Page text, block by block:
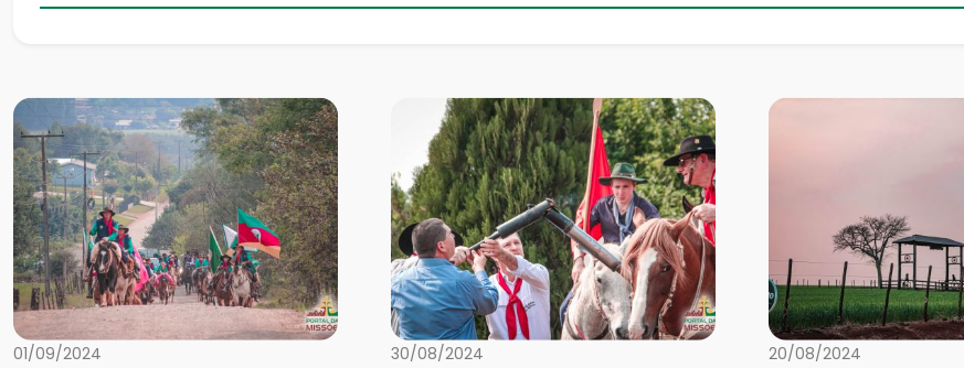
01/09/2024 30/08/2024 20/08/2024